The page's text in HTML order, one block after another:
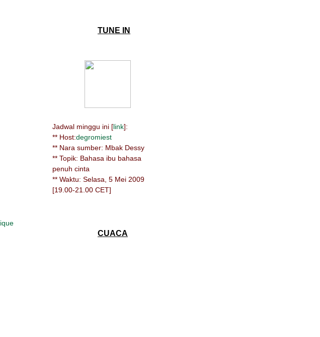
TUNE IN
Jadwal minggu ini [link]:
** Host:degromiest
** Nara sumber: Mbak Dessy
** Topik: Bahasa ibu bahasa
penuh cinta
** Waktu: Selasa, 5 Mei 2009
[19.00-21.00 CET]
CUACA